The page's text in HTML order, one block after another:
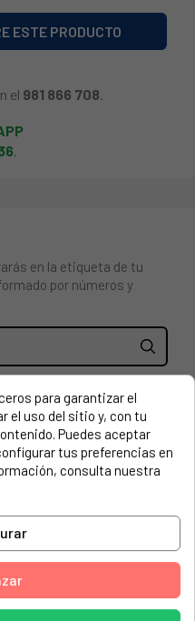
ESTE PRODUCTO
el 981 866 708
.
en la etiqueta de tu
por números y
3790201515, 1108590900.
MATURA
MATURA
MATURA
para garantizar el
el uso del sitio y, con tu
Puedes aceptar
tus preferencias en
consulta nuestra